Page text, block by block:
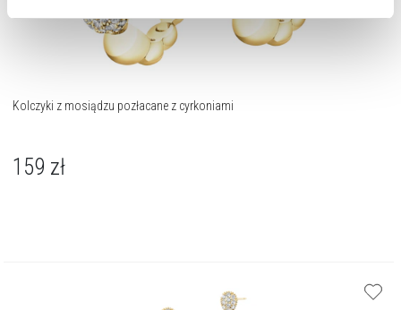
Zarządzaj preferencjami. W każdej chwili możesz
dokonać zmiany wybranych przez Ciebie plików cookie.
Kolczyki z mosiądzu pozłacane z cyrkoniami
159 zł